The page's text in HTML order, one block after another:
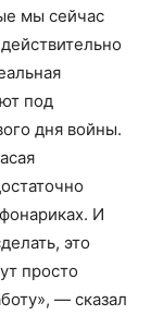
мы сейчас
под
дня войны.
И
это
просто
— сказал